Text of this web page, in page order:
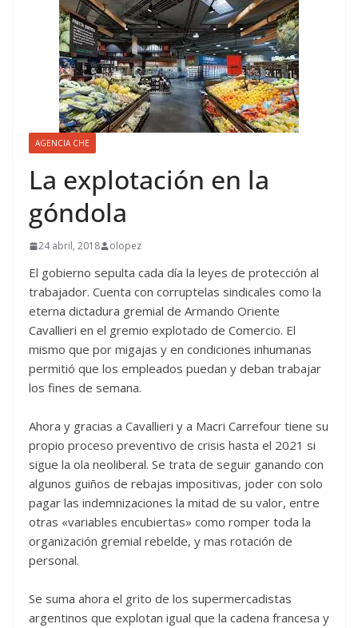
AGENCIA CHE
La explotación en la
góndola
24 abril, 2018 olopez
El gobierno sepulta cada día la leyes de protección al
trabajador. Cuenta con corruptelas sindicales como la
eterna dictadura gremial de Armando Oriente
Cavallieri en el gremio explotado de Comercio. El
mismo que por migajas y en condiciones inhumanas
permitió que los empleados puedan y deban trabajar
los fines de semana.
Ahora y gracias a Cavallieri y a Macri Carrefour tiene su
propio proceso preventivo de crisis hasta el 2021 si
sigue la ola neoliberal. Se trata de seguir ganando con
algunos guiños de rebajas impositivas, joder con solo
pagar las indemnizaciones la mitad de su valor, entre
otras «variables encubiertas» como romper toda la
organización gremial rebelde, y mas rotación de
personal.
Se suma ahora el grito de los supermercadistas
argentinos que explotan igual que la cadena francesa y